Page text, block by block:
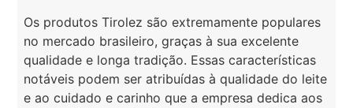
Os produtos Tirolez são extremamente populares
no mercado brasileiro, graças à sua excelente
qualidade e longa tradição. Essas características
notáveis ​​podem ser atribuídas à qualidade do leite
e ao cuidado e carinho que a empresa dedica aos